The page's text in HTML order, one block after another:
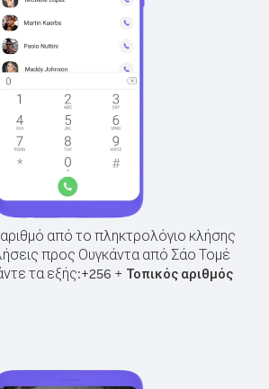
από το πληκτρολόγιο κλήσης
προς Ουγκάντα από Σάο Τομέ
τα εξής:+256 + Τοπικός αριθμός